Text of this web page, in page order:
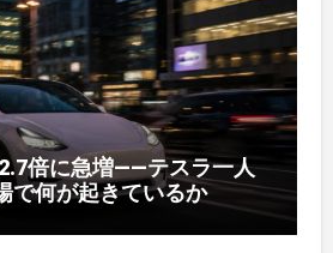
倍に急増——テスラ一人
で何が起きているか